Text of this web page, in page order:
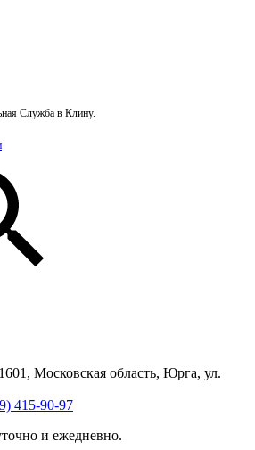
Служба в Клину.
Московская область, Юрга, ул.
415-90-97
и ежедневно.